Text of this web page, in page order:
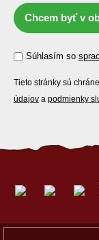
Chcem byť v
Súhlasím so
Tieto stránky sú
údajov a podmienky